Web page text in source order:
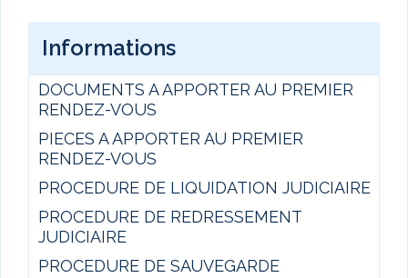
Informations
DOCUMENTS A APPORTER AU PREMIER
RENDEZ-VOUS
PIECES A APPORTER AU PREMIER
RENDEZ-VOUS
PROCEDURE DE LIQUIDATION JUDICIAIRE
PROCEDURE DE REDRESSEMENT
JUDICIAIRE
PROCEDURE DE SAUVEGARDE